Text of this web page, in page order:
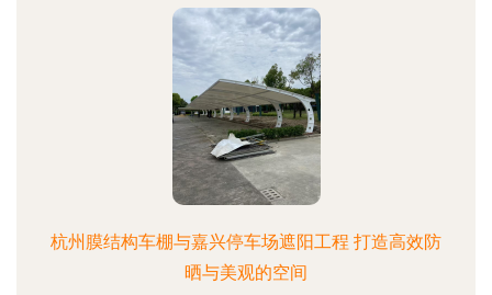
杭州膜结构车棚与嘉兴停车场遮阳工程 打造高效防
晒与美观的空间